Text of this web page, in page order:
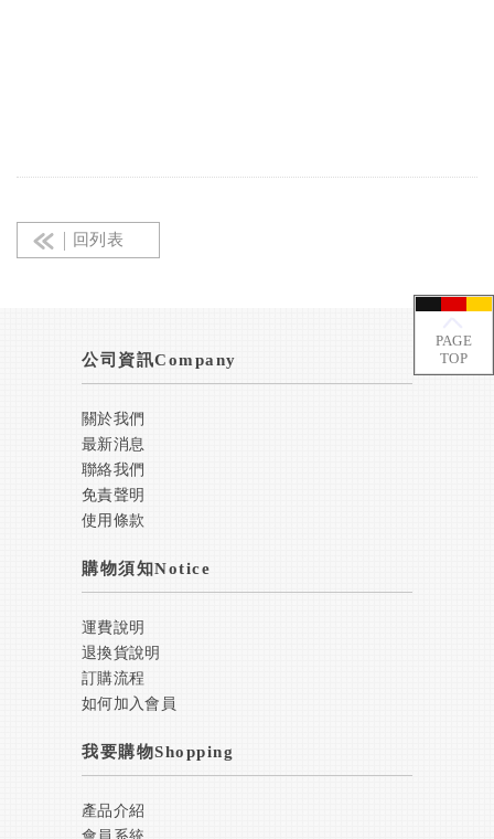
回列表
PAGE
TOP
公司資訊Company
關於我們
最新消息
聯絡我們
免責聲明
使用條款
購物須知Notice
運費說明
退換貨說明
訂購流程
如何加入會員
我要購物Shopping
產品介紹